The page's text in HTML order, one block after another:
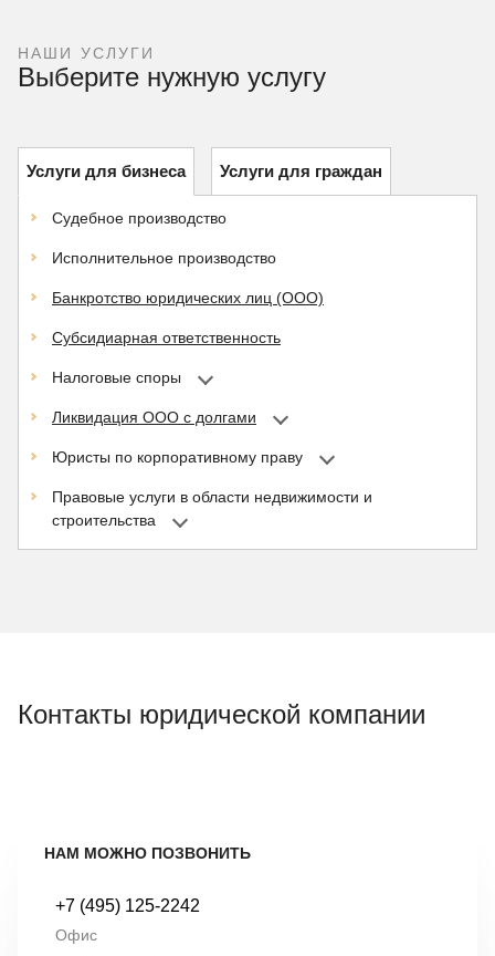
НАШИ УСЛУГИ
Выберите нужную услугу
Услуги для бизнеса Услуги для граждан
Судебное производство
Исполнительное производство
Банкротство юридических лиц (ООО)
Субсидиарная ответственность
Налоговые споры
Ликвидация ООО с долгами
Юристы по корпоративному праву
Правовые услуги в области недвижимости и
строительства
Контакты юридической компании
НАМ МОЖНО ПОЗВОНИТЬ
+7 (495) 125-2242
Офис